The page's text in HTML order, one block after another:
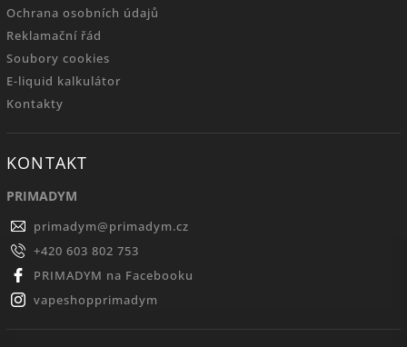
Ochrana osobních údajů
Reklamační řád
Soubory cookies
E-liquid kalkulátor
Kontakty
KONTAKT
PRIMADYM
primadym@primadym.cz
+420 603 802 753
PRIMADYM na Facebooku
vapeshopprimadym